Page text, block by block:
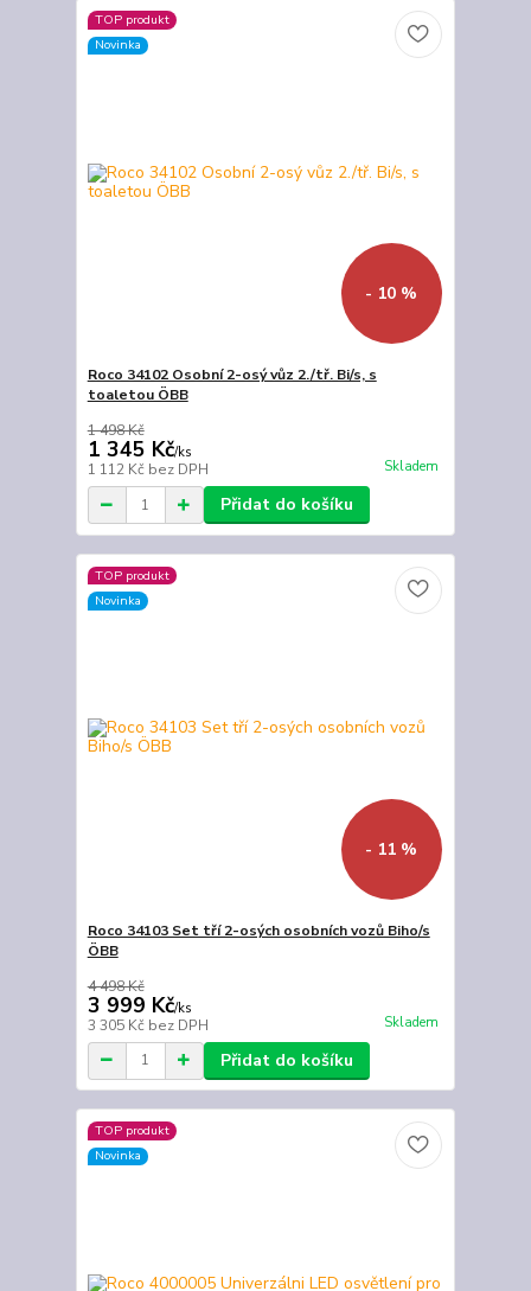
TOP produkt
Novinka
- 10 %
Roco 34102 Osobní 2-osý vůz 2./tř. Bi/s, s
toaletou ÖBB
1 498 Kč
1 345 Kč/ks
1 112 Kč bez DPH Skladem
Přidat do košíku
TOP produkt
Novinka
- 11 %
Roco 34103 Set tří 2-osých osobních vozů Biho/s
ÖBB
4 498 Kč
3 999 Kč/ks
3 305 Kč bez DPH Skladem
Přidat do košíku
TOP produkt
Novinka